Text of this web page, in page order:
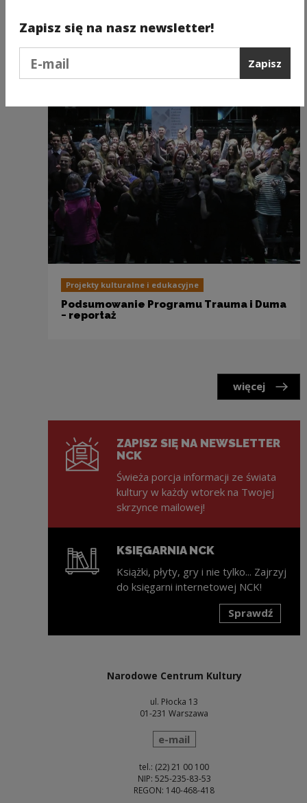
Projekty kulturalne i edukacyjne
Trauma i Duma
Projekty kulturalne i edukacyjne
Podsumowanie Programu Trauma i Duma
− reportaż
więcej
ZAPISZ SIĘ NA NEWSLETTER
NCK
Świeża porcja informacji ze świata
kultury w każdy wtorek na Twojej
skrzynce mailowej!
KSIĘGARNIA NCK
Książki, płyty, gry i nie tylko... Zajrzyj
do księgarni internetowej NCK!
Sprawdź
Narodowe Centrum Kultury
ul. Płocka 13
01-231 Warszawa
wyślij wiadomość
e-mail
tel.: (22) 21 00 100
NIP: 525-235-83-53
REGON: 140-468-418
Zapisz się na nasz newsletter!
Zapisz